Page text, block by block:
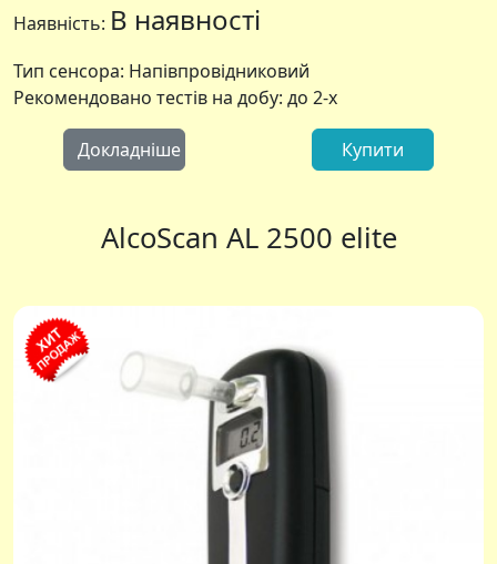
Наявність: В наявності
Тип сенсора: Напівпровідниковий
Рекомендовано тестів на добу: до 2-х
Докладніше Купити
AlcoScan AL 2500 elite